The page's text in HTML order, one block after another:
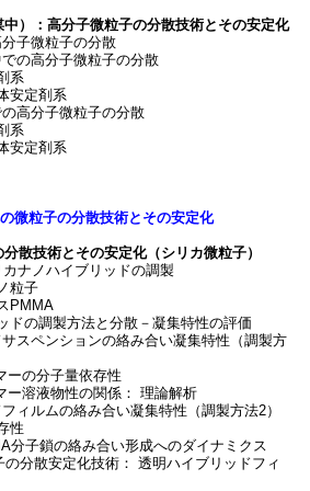
）：高分子微粒子の分散技術とその安定化
微粒子の分散
高分子微粒子の分散
系
定剤系
分子微粒子の分散
系
定剤系
微粒子の分散技術とその安定化
散技術とその安定化（シリカ微粒子）
ノハイブリッドの調製
子
調製方法と分散－凝集特性の評価
ペンションの絡み合い凝集特性（調製方
分子量依存性
液物性の関係： 理論解析
ムの絡み合い凝集特性（調製方法2）
鎖の絡み合い形成へのダイナミクス
散安定化技術： 透明ハイブリッドフィ